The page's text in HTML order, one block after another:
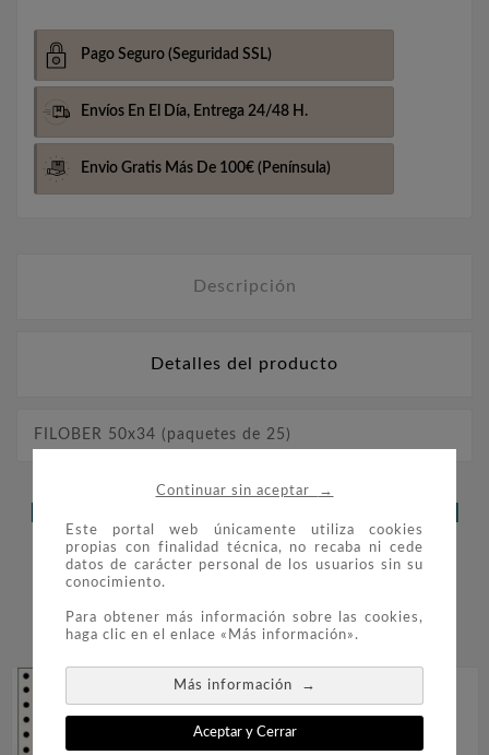
Continuar sin aceptar →
Este portal web únicamente utiliza cookies
propias con finalidad técnica, no recaba ni cede
datos de carácter personal de los usuarios sin su
conocimiento.
Para obtener más información sobre las cookies,
haga clic en el enlace «Más información».
Más información →
Aceptar y Cerrar
Pago Seguro (Seguridad SSL)
Envíos En El Día, Entrega 24/48 H.
Envio Gratis Más De 100€ (Península)
Descripción
Detalles del producto
FILOBER 50x34 (paquetes de 25)
ESTE PRODUCTO TAMBIÉN
COMPRARON:
 